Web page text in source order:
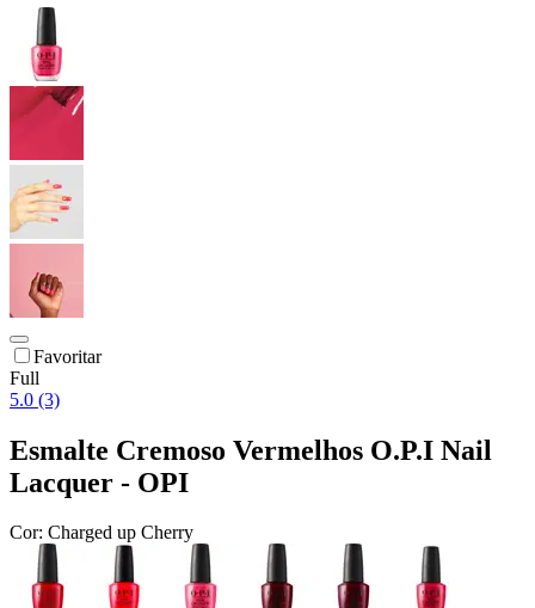
Favoritar
Full
5.0 (3)
Esmalte Cremoso Vermelhos O.P.I Nail
Lacquer - OPI
Cor: Charged up Cherry